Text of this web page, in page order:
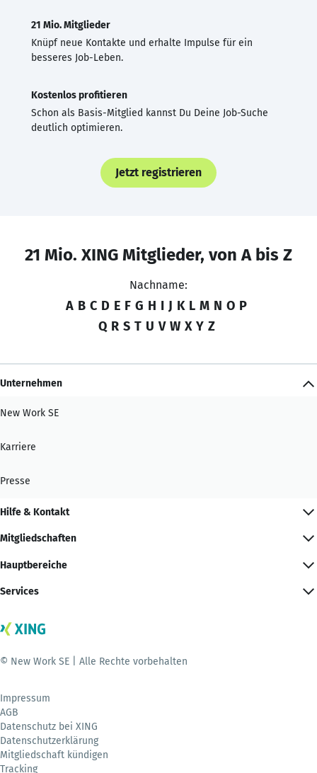
21 Mio. Mitglieder
Knüpf neue Kontakte und erhalte Impulse für ein
besseres Job-Leben.
Kostenlos profitieren
Schon als Basis-Mitglied kannst Du Deine Job-Suche
deutlich optimieren.
Jetzt registrieren
21 Mio. XING Mitglieder, von A bis Z
Nachname:
A B C D E F G H I J K L M N O P
Q R S T U V W X Y Z
Unternehmen
New Work SE
Karriere
Presse
Hilfe & Kontakt
Mitgliedschaften
Hauptbereiche
Services
© New Work SE | Alle Rechte vorbehalten
Impressum
AGB
Datenschutz bei XING
Datenschutzerklärung
Mitgliedschaft kündigen
Tracking